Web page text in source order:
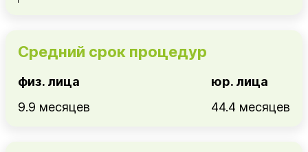
Средний срок процедур
физ. лица
9.9 месяцев
юр. лица
44.4 месяцев